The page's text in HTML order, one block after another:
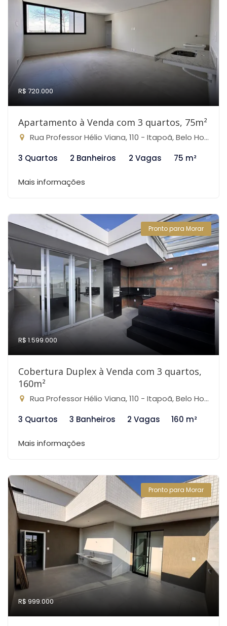
R$ 720.000
Apartamento à Venda com 3 quartos, 75m²
Rua Professor Hélio Viana, 110 - Itapoã, Belo Horizonte-MG
3 Quartos
2 Banheiros 2 Vagas 75 m²
Mais informações
Pronto para Morar
R$ 1.599.000
Cobertura Duplex à Venda com 3 quartos,
160m²
Rua Professor Hélio Viana, 110 - Itapoã, Belo Horizonte-MG
3 Quartos
3 Banheiros 2 Vagas 160 m²
Mais informações
Pronto para Morar
R$ 999.000